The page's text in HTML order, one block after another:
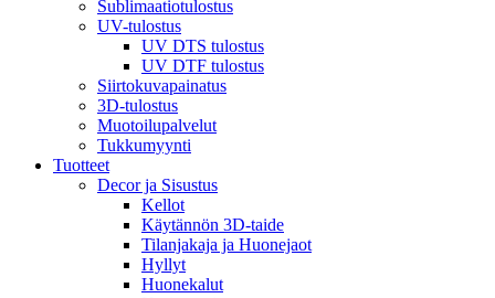
Sublimaatiotulostus
UV-tulostus
UV DTS tulostus
UV DTF tulostus
Siirtokuvapainatus
3D-tulostus
Muotoilupalvelut
Tukkumyynti
Tuotteet
Decor ja Sisustus
Kellot
Käytännön 3D-taide
Tilanjakaja ja Huonejaot
Hyllyt
Huonekalut